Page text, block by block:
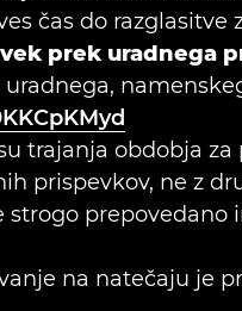
čas do razglasitve
prek uradnega
trajanja obdobja
prispevkov, ne z
strogo
na natečaju je